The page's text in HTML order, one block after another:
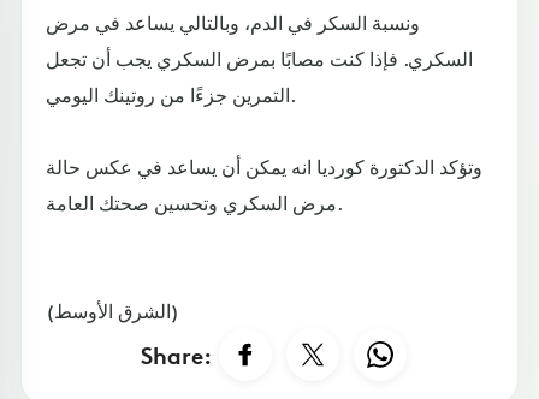
ونسبة السكر في الدم، وبالتالي يساعد في مرض
السكري. فإذا كنت مصابًا بمرض السكري يجب أن تجعل
التمرين جزءًا من روتينك اليومي.
وتؤكد الدكتورة كورديا انه يمكن أن يساعد في عكس حالة
مرض السكري وتحسين صحتك العامة.
(الشرق الأوسط)
Share: